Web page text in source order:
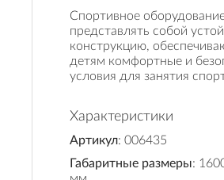
Спортивное
представлять собой
конструкцию,
детям комфортные и
условия для занятия
Характеристики
Артикул: 006435
Габаритные размеры: